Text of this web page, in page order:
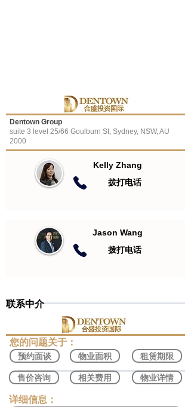
Dentown Group
suite 3 level 25/66 Goulburn St, Sydney, NSW, AU
2000
Kelly Zhang
​拨打电话
Jason Wang
​拨打电话
联系中介
​您的问题关于：
预约面谈
售价咨询
物业面积
相关费用
租赁期限
物业详情
​详细信息：